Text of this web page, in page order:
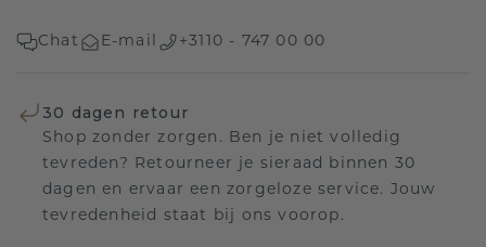
Chat E-mail +3110 - 747 00 00
30 dagen retour
Shop zonder zorgen. Ben je niet volledig
tevreden? Retourneer je sieraad binnen 30
dagen en ervaar een zorgeloze service. Jouw
tevredenheid staat bij ons voorop.